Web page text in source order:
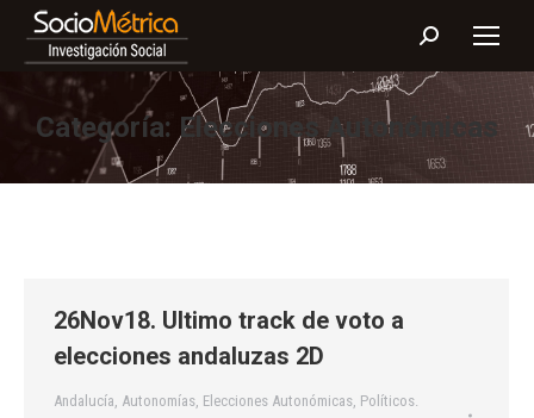
Buscar:
Categoría: Elecciones Autonómicas
26Nov18. Ultimo track de voto a
elecciones andaluzas 2D
Andalucía, Autonomías, Elecciones Autonómicas, Políticos.